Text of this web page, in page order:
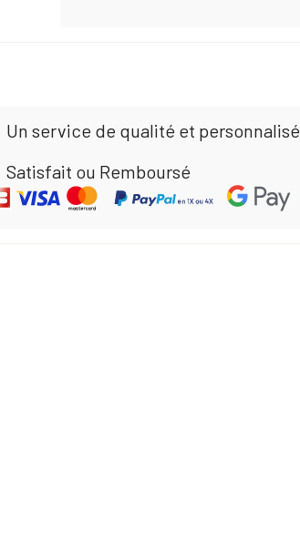
Un service de qualité et personnalisé
Satisfait ou Remboursé